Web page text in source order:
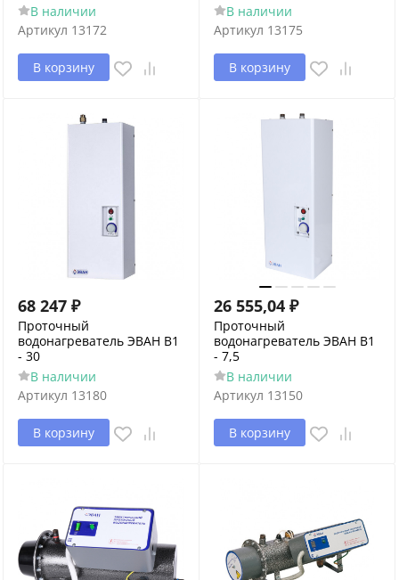
В наличии
Артикул 13172
В корзину
В наличии
Артикул 13175
В корзину
68 247 ₽
Проточный
водонагреватель ЭВАН В1
- 30
В наличии
Артикул 13180
В корзину
26 555,04 ₽
Проточный
водонагреватель ЭВАН В1
- 7,5
В наличии
Артикул 13150
В корзину